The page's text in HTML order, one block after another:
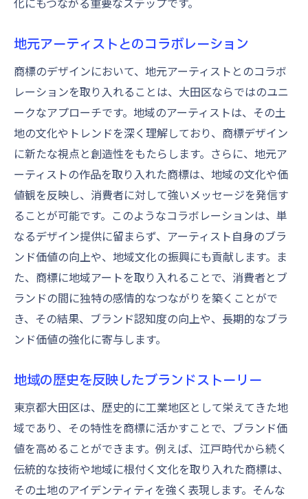
地元アーティストとのコラボレーション
商標のデザインにおいて、地元アーティストとのコラボ
レーションを取り入れることは、大田区ならではのユニ
ークなアプローチです。地域のアーティストは、その土
地の文化やトレンドを深く理解しており、商標デザイン
に新たな視点と創造性をもたらします。さらに、地元ア
ーティストの作品を取り入れた商標は、地域の文化や価
値観を反映し、消費者に対して強いメッセージを発信す
ることが可能です。このようなコラボレーションは、単
なるデザイン提供に留まらず、アーティスト自身のブラ
ンド価値の向上や、地域文化の振興にも貢献します。ま
た、商標に地域アートを取り入れることで、消費者とブ
ランドの間に独特の感情的なつながりを築くことがで
き、その結果、ブランド認知度の向上や、長期的なブラ
ンド価値の強化に寄与します。
地域の歴史を反映したブランドストーリー
東京都大田区は、歴史的に工業地区として栄えてきた地
域であり、その特性を商標に活かすことで、ブランド価
値を高めることができます。例えば、江戸時代から続く
伝統的な技術や地域に根付く文化を取り入れた商標は、
その土地のアイデンティティを強く表現します。そんな